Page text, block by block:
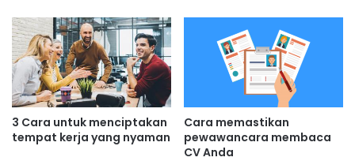
3 Cara untuk menciptakan
tempat kerja yang nyaman
Cara memastikan
pewawancara membaca
CV Anda